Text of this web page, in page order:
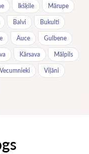
Ikšķile Mārupe
Balvi Bukulti
Auce Gulbene
Kārsava Mālpils
Vecumnieki Viļāni